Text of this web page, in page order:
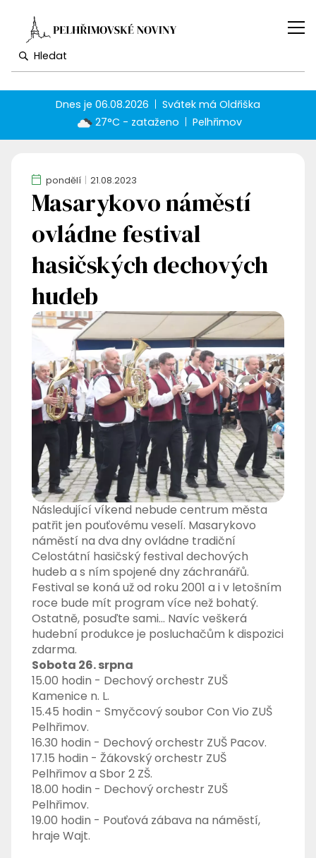
Dnes je06.08.2026 Svátek má Oldřiška
27°C - zataženo
Pelhřimov
pondělí 21.08.2023
Masarykovo náměstí
ovládne festival
hasičských dechových
hudeb
Následující víkend nebude centrum města
patřit jen pouťovému veselí. Masarykovo
náměstí na dva dny ovládne tradiční
Celostátní hasičský festival dechových
hudeb a s ním spojené dny záchranářů.
Festival se koná už od roku 2001 a i v letošním
roce bude mít program více než bohatý.
Ostatně, posuďte sami… Navíc veškerá
hudební produkce je posluchačům k dispozici
zdarma.
Sobota 26. srpna
15.00 hodin - Dechový orchestr ZUŠ
Kamenice n. L.
15.45 hodin - Smyčcový soubor Con Vio ZUŠ
Pelhřimov.
16.30 hodin - Dechový orchestr ZUŠ Pacov.
17.15 hodin - Žákovský orchestr ZUŠ
Pelhřimov a Sbor 2 ZŠ.
18.00 hodin - Dechový orchestr ZUŠ
Pelhřimov.
19.00 hodin - Pouťová zábava na náměstí,
hraje Wajt.